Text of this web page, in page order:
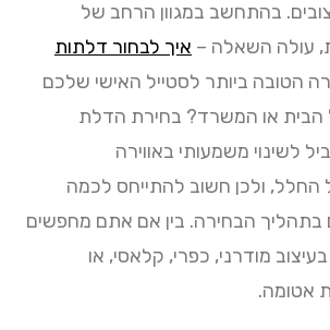
בהתחשב במגוון הרחב של
עולה השאלה – איך לבחור דלתות
הטובה ביותר לסטייל האישי שלכם
הבית או המשרד? בחירת הדלת
לשינוי משמעותי באווירה
החלל, ולכן חשוב להתייחס לכמה
בתהליך הבחירה. בין אם אתם מחפשים
מודרני, כפרי, קלאסי, או
אטומה.